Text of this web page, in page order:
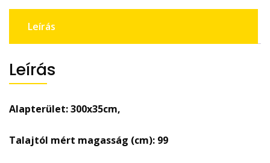
Leírás
Leírás
Alapterület: 300x35cm,
Talajtól mért magasság (cm): 99